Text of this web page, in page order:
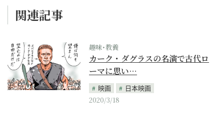
関連記事
趣味･教養
カーク・ダグラスの名演で古代ロ
ーマに思い…
映画
日本映画
2020/3/18